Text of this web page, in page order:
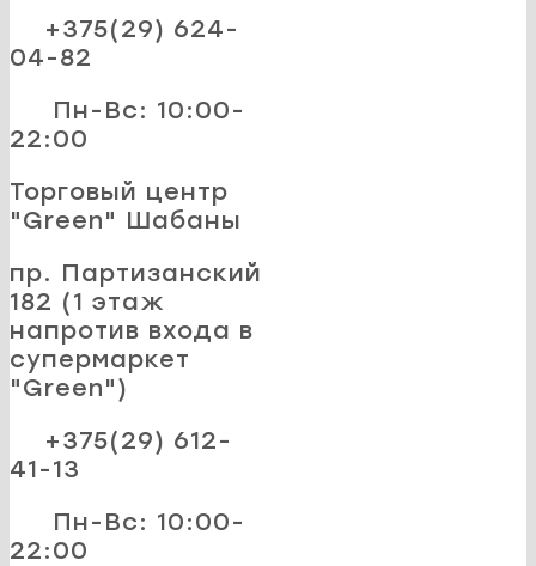
+375(29) 624-
04-82
Пн-Вс: 10:00-
22:00
Торговый центр
"Green" Шабаны
пр. Партизанский
182 (1 этаж
напротив входа в
супермаркет
"Green")
+375(29) 612-
41-13
Пн-Вс: 10:00-
22:00